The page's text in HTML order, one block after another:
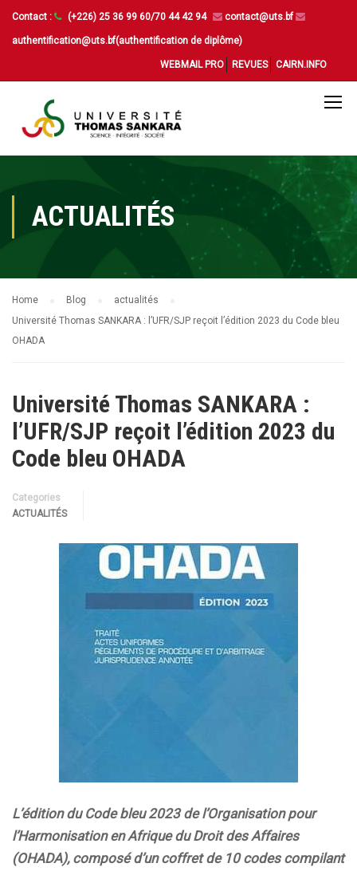
Contact : (+226) 25 36 99 60/70 44 42 94 contact@uts.bf
authentification@uts.bf(authentification de diplôme)
WEBMAIL PRO REVUES CAIRN.INFO
ACTUALITÉS
Home Blog
actualités
Université Thomas SANKARA : l’UFR/SJP reçoit l’édition 2023 du Code bleu
OHADA
Université Thomas SANKARA :
l’UFR/SJP reçoit l’édition 2023 du
Code bleu OHADA
Categories
ACTUALITÉS
L’édition du Code bleu 2023 de l’Organisation pour
l’Harmonisation en Afrique du Droit des Affaires
(OHADA), composé d’un coffret de 10 codes compilant